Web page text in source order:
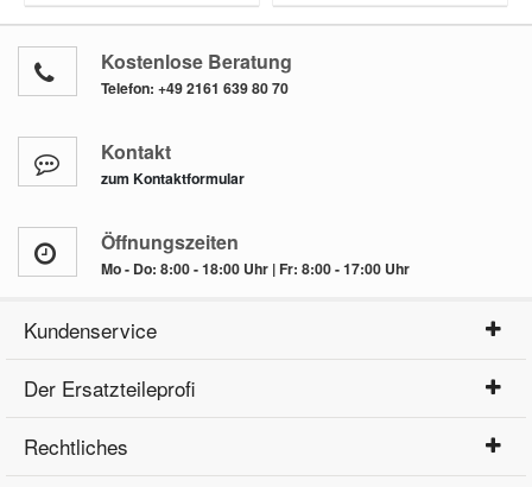
Kostenlose Beratung
Telefon: +49 2161 639 80 70
Kontakt
zum Kontaktformular
Öffnungszeiten
Mo - Do: 8:00 - 18:00 Uhr | Fr: 8:00 - 17:00 Uhr
Kundenservice
Der Ersatzteileprofi
Rechtliches